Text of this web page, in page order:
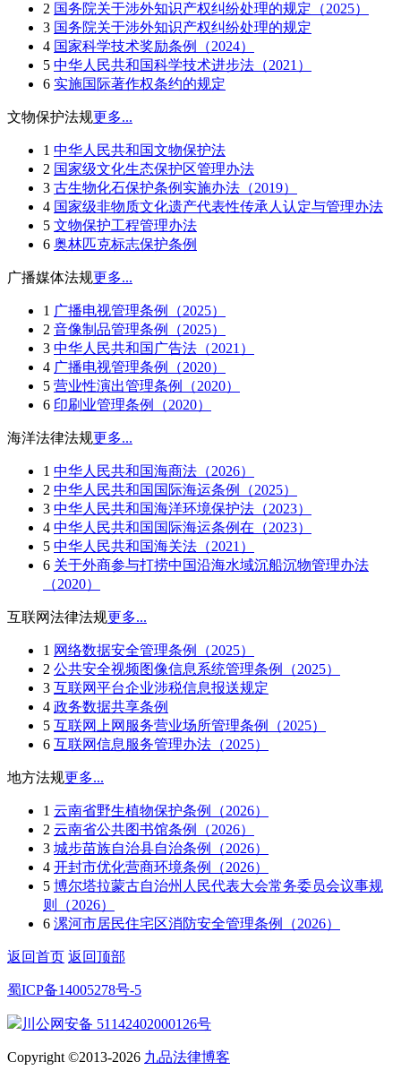
2 国务院关于涉外知识产权纠纷处理的规定（2025）
3 国务院关于涉外知识产权纠纷处理的规定
4 国家科学技术奖励条例（2024）
5 中华人民共和国科学技术进步法（2021）
6 实施国际著作权条约的规定
文物保护法规更多...
1 中华人民共和国文物保护法
2 国家级文化生态保护区管理办法
3 古生物化石保护条例实施办法（2019）
4 国家级非物质文化遗产代表性传承人认定与管理办法
5 文物保护工程管理办法
6 奥林匹克标志保护条例
广播媒体法规更多...
1 广播电视管理条例（2025）
2 音像制品管理条例（2025）
3 中华人民共和国广告法（2021）
4 广播电视管理条例（2020）
5 营业性演出管理条例（2020）
6 印刷业管理条例（2020）
海洋法律法规更多...
1 中华人民共和国海商法（2026）
2 中华人民共和国国际海运条例（2025）
3 中华人民共和国海洋环境保护法（2023）
4 中华人民共和国国际海运条例在（2023）
5 中华人民共和国海关法（2021）
6 关于外商参与打捞中国沿海水域沉船沉物管理办法
（2020）
互联网法律法规更多...
1 网络数据安全管理条例（2025）
2 公共安全视频图像信息系统管理条例（2025）
3 互联网平台企业涉税信息报送规定
4 政务数据共享条例
5 互联网上网服务营业场所管理条例（2025）
6 互联网信息服务管理办法（2025）
地方法规更多...
1 云南省野生植物保护条例（2026）
2 云南省公共图书馆条例（2026）
3 城步苗族自治县自治条例（2026）
4 开封市优化营商环境条例（2026）
5 博尔塔拉蒙古自治州人民代表大会常务委员会议事规
则（2026）
6 漯河市居民住宅区消防安全管理条例（2026）
返回首页 返回顶部
蜀ICP备14005278号-5
川公网安备 51142402000126号
Copyright ©2013-2026 九品法律博客